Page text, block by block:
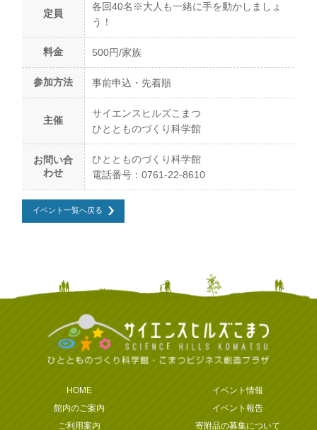
定員
各回40名※大人も一緒に手を動かしましょ
う！
料金 500円/家族
参加方法 事前申込・先着順
主催
サイエンスヒルズこまつ
ひととものづくり科学館
お問い合
わせ
ひととものづくり科学館
電話番号：0761-22-8610
イベント一覧へ戻る
HOME
イベント情報
館内のご案内
イベント報告
ご利用案内
寄附品の募集について